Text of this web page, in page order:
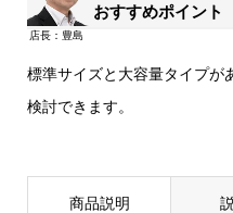
おすすめポイント
標準サイズと大容量タイプが
検討できます。
商品説明